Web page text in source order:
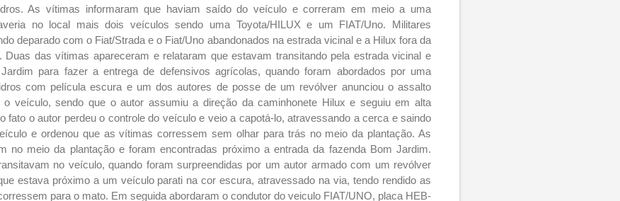
As vítimas informaram que haviam saído do veículo e correram em meio a uma
no local mais dois veículos sendo uma Toyota/HILUX e um FIAT/Uno. Militares
deparado com o Fiat/Strada e o Fiat/Uno abandonados na estrada vicinal e a Hilux fora da
Duas das vítimas apareceram e relataram que estavam transitando pela estrada vicinal e
para fazer a entrega de defensivos agrícolas, quando foram abordados por uma
com película escura e um dos autores de posse de um revólver anunciou o assalto
o veículo, sendo que o autor assumiu a direção da caminhonete Hilux e seguiu em alta
fato o autor perdeu o controle do veículo e veio a capotá-lo, atravessando a cerca e saindo
e ordenou que as vítimas corressem sem olhar para trás no meio da plantação. As
no meio da plantação e foram encontradas próximo a entrada da fazenda Bom Jardim.
no veículo, quando foram surpreendidas por um autor armado com um revólver
estava próximo a um veículo parati na cor escura, atravessado na via, tendo rendido as
para o mato. Em seguida abordaram o condutor do veiculo FIAT/UNO, placa HEB-